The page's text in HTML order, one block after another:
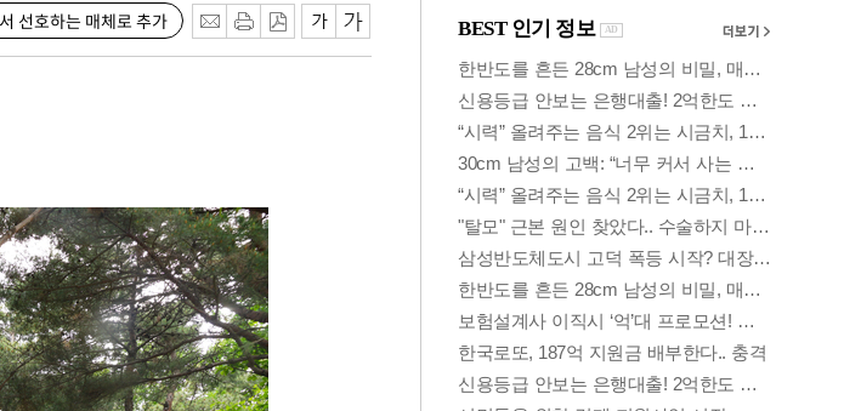
선호하는 매체로 추가